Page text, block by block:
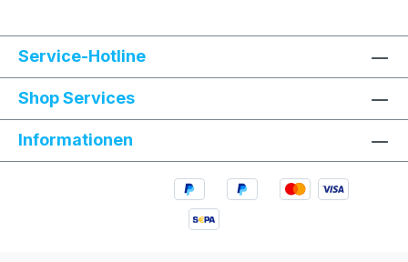
Service-Hotline
Shop Services
Informationen